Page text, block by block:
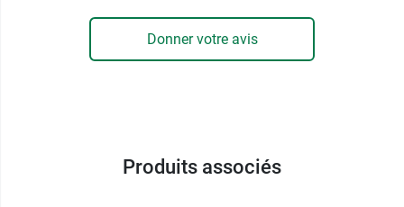
Donner votre avis
Produits associés